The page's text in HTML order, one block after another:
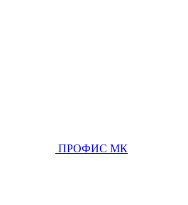
ПРОФИС МК